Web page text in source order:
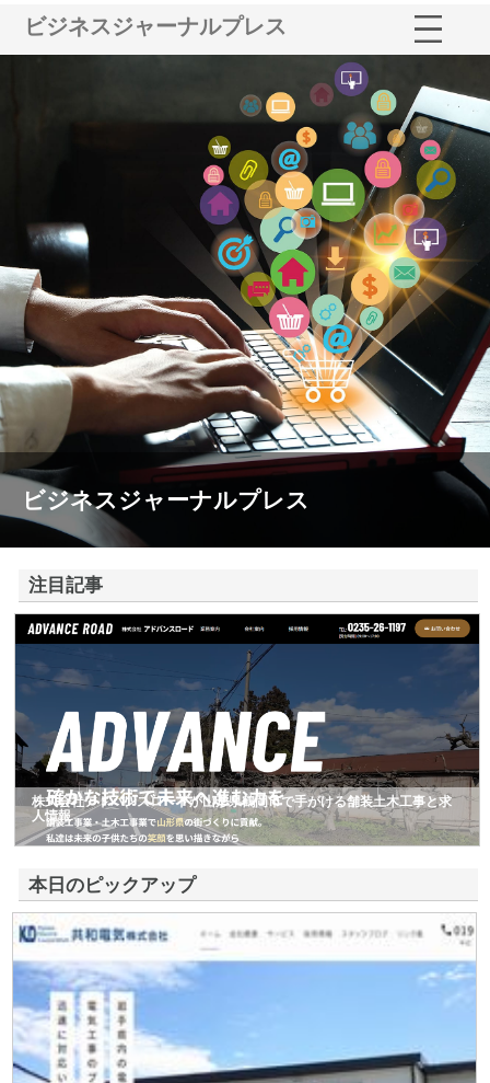
ビジネスジャーナルプレス
ビジネスジャーナルプレス
注目記事
株式会社アドバンスロードが山形県鶴岡市で手がける舗装土木工事と求
人情報
本日のピックアップ